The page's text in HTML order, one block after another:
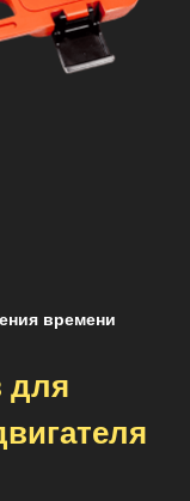
времени
для